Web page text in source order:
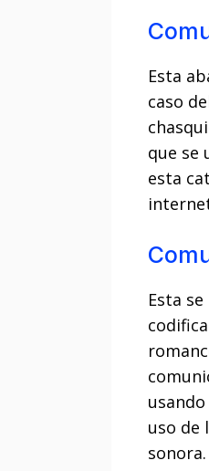
Esta
caso
que se
esta
Esta
uso de
sonora.